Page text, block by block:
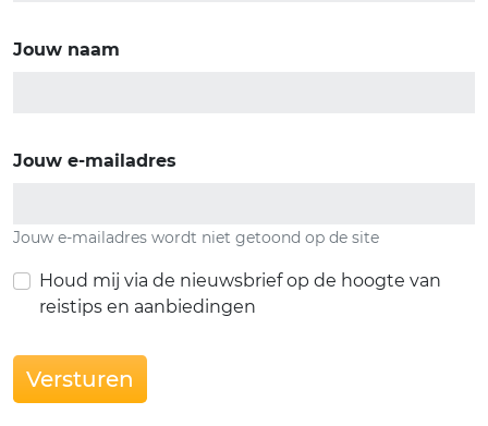
Jouw naam
Jouw e-mailadres
Jouw e-mailadres wordt niet getoond op de site
Houd mij via de nieuwsbrief op de hoogte van
reistips en aanbiedingen
Versturen